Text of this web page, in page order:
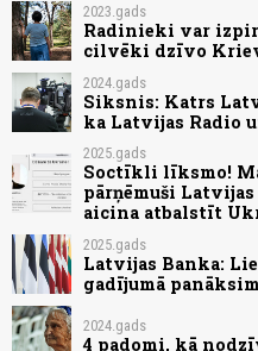
2023.gads
Radinieki var
cilvēki dzīvo
2024.gads
Siksnis: Katrs
ka Latvijas Radio
2025.gads
Soctīkli līksmo!
pārņēmuši
aicina atbalstīt
2025.gads
Latvijas Banka:
gadījumā
2024.gads
4 padomi, kā